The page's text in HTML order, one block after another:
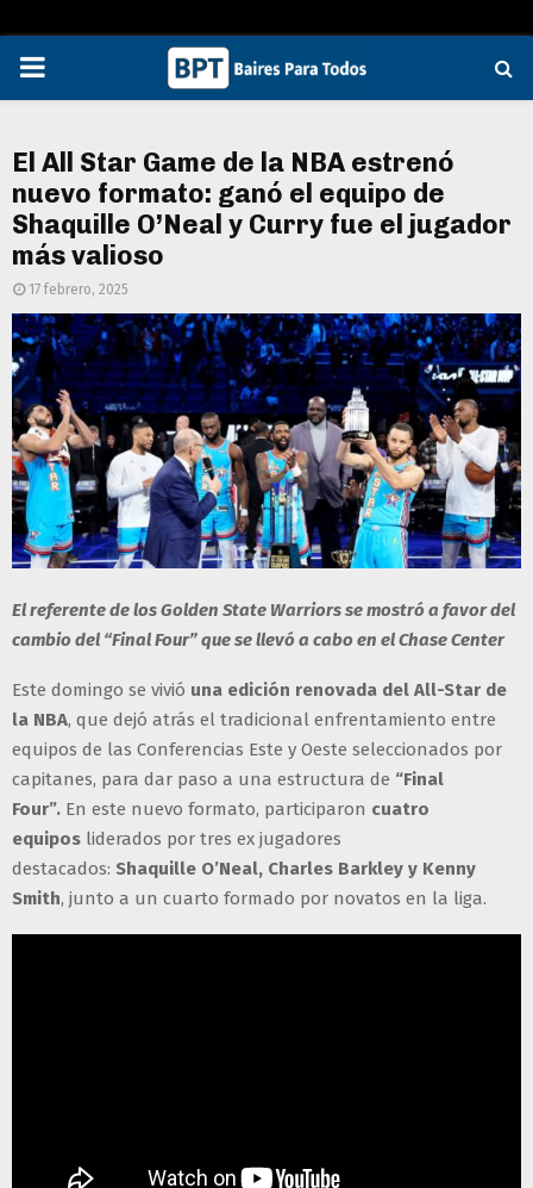
PRIMARY
El All Star Game de la NBA estrenó
nuevo formato: ganó el equipo de
Shaquille O’Neal y Curry fue el jugador
más valioso
17 febrero, 2025
El referente de los Golden State Warriors se mostró a favor del
cambio del “Final Four” que se llevó a cabo en el Chase Center
Este domingo se vivió una edición renovada del All-Star de
la NBA, que dejó atrás el tradicional enfrentamiento entre
equipos de las Conferencias Este y Oeste seleccionados por
capitanes, para dar paso a una estructura de “Final
Four”. En este nuevo formato, participaron cuatro
equipos liderados por tres ex jugadores
destacados: Shaquille O’Neal, Charles Barkley y Kenny
Smith, junto a un cuarto formado por novatos en la liga.